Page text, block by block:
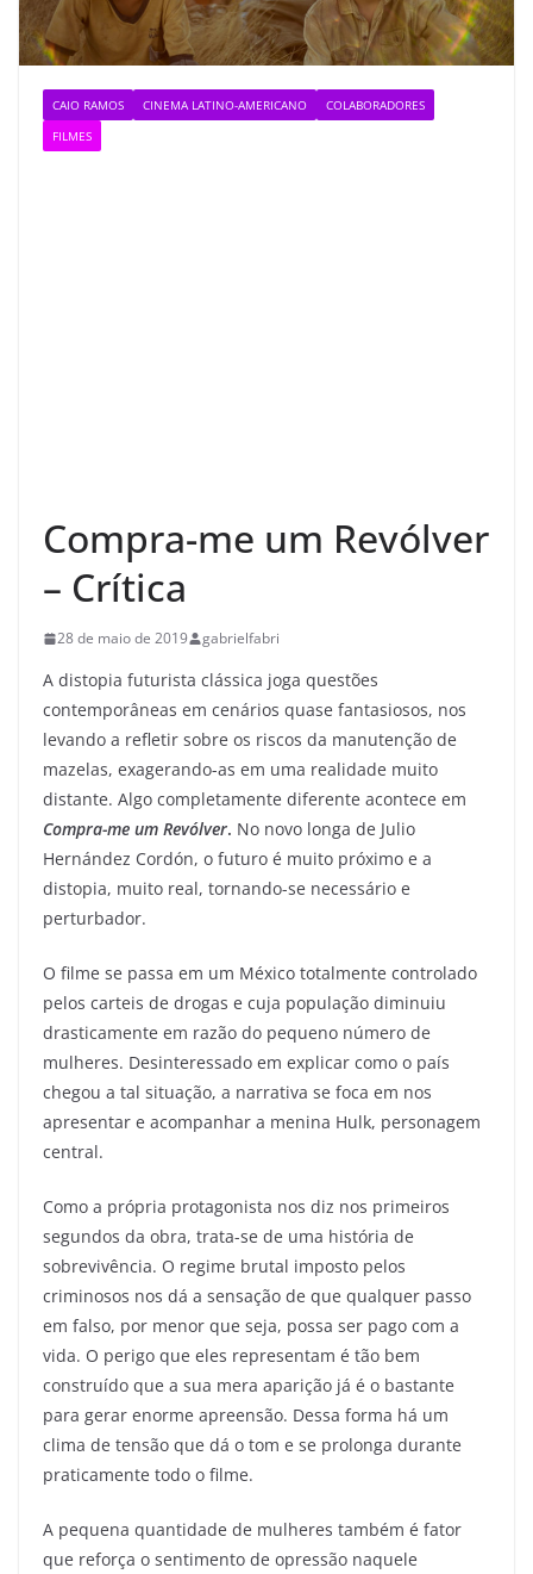
CAIO RAMOS CINEMA LATINO-AMERICANO
COLABORADORES
FILMES
Compra-me um Revólver
– Crítica
28 de maio de 2019 gabrielfabri
A distopia futurista clássica joga questões
contemporâneas em cenários quase fantasiosos, nos
levando a refletir sobre os riscos da manutenção de
mazelas, exagerando-as em uma realidade muito
distante. Algo completamente diferente acontece em
Compra-me um Revólver. No novo longa de Julio
Hernández Cordón, o futuro é muito próximo e a
distopia, muito real, tornando-se necessário e
perturbador.
O filme se passa em um México totalmente controlado
pelos carteis de drogas e cuja população diminuiu
drasticamente em razão do pequeno número de
mulheres. Desinteressado em explicar como o país
chegou a tal situação, a narrativa se foca em nos
apresentar e acompanhar a menina Hulk, personagem
central.
Como a própria protagonista nos diz nos primeiros
segundos da obra, trata-se de uma história de
sobrevivência. O regime brutal imposto pelos
criminosos nos dá a sensação de que qualquer passo
em falso, por menor que seja, possa ser pago com a
vida. O perigo que eles representam é tão bem
construído que a sua mera aparição já é o bastante
para gerar enorme apreensão. Dessa forma há um
clima de tensão que dá o tom e se prolonga durante
praticamente todo o filme.
A pequena quantidade de mulheres também é fator
que reforça o sentimento de opressão naquele